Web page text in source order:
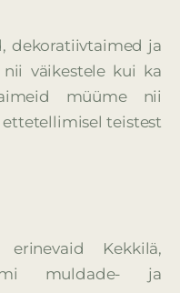
dekoratiivtaimed ja
väikestele kui ka
müüme nii
teistest
Kekkilä,
muldade- ja